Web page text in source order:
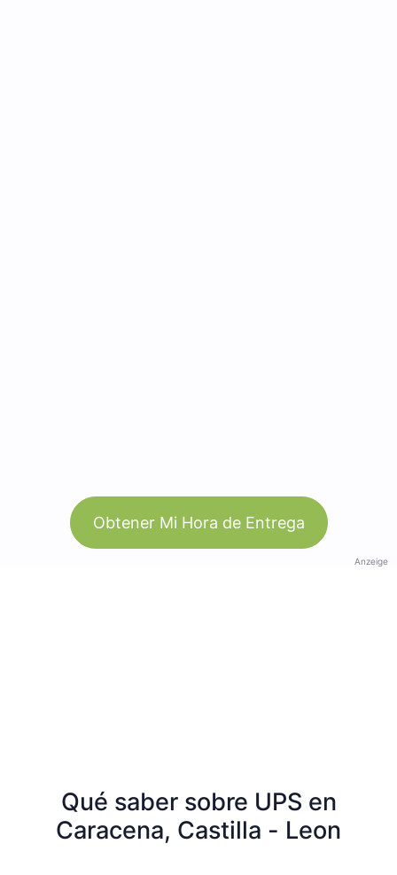
Obtener Mi Hora de Entrega
Anzeige
Qué saber sobre UPS en
Caracena, Castilla - Leon